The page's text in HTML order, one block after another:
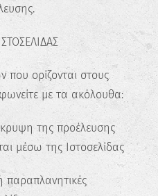
που ορίζονται στους
με τα ακόλουθα:
της προέλευσης
μέσω της Ιστοσελίδας
παραπλανητικές